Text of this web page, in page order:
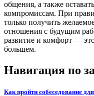
общения, а также
компромиссам. При
только получить
отношения с будущим
развитие и комфорт —
большем.
Навигация по
Как пройти собеседование